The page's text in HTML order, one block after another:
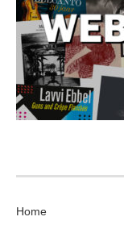
Home